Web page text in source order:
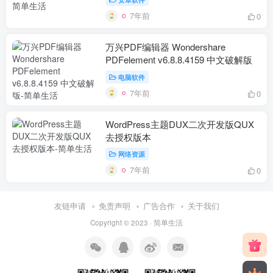
7年前 0
万兴PDF编辑器 Wondershare
PDFelement v6.8.8.4159 中文破解版
电脑软件
7年前 0
WordPress主题DUX二次开发版QUX
去授权版本
网络资源
7年前 0
友链申请 免责声明 广告合作 关于我们
Copyright © 2023 · 简单生活